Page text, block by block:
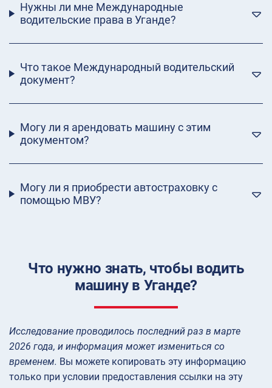
Нужны ли мне Международные
водительские права в Уганде?
Что такое Международный водительский
документ?
Могу ли я арендовать машину с этим
документом?
Могу ли я приобрести автостраховку с
помощью МВУ?
Что нужно знать, чтобы водить
машину в Уганде?
Исследование проводилось последний раз в марте
2026 года, и информация может измениться со
временем. Вы можете копировать эту информацию
только при условии предоставления ссылки на эту